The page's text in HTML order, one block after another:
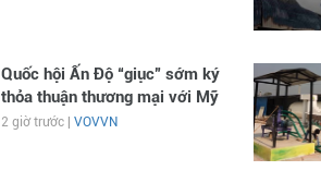
Quốc hội Ấn Độ “giục” sớm ký
thỏa thuận thương mại với Mỹ
2 giờ trước | VOVVN